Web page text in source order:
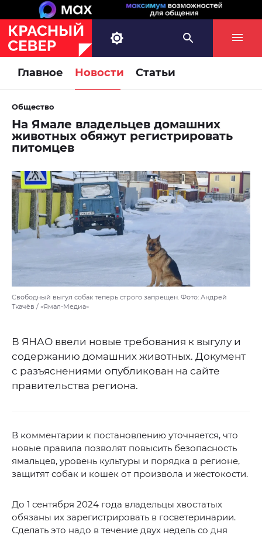
Главное Новости Статьи
Общество
На Ямале владельцев домашних
животных обяжут регистрировать
питомцев
Свободный выгул собак теперь строго запрещен. Фото: Андрей
Ткачёв / «Ямал-Медиа»
В ЯНАО ввели новые требования к выгулу и
содержанию домашних животных. Документ
с разъяснениями опубликован на сайте
правительства региона.
В комментарии к постановлению уточняется, что
новые правила позволят повысить безопасность
ямальцев, уровень культуры и порядка в регионе,
защитят собак и кошек от произвола и жестокости.
До 1 сентября 2024 года владельцы хвостатых
обязаны их зарегистрировать в госветеринарии.
Сделать это надо в течение двух недель со дня